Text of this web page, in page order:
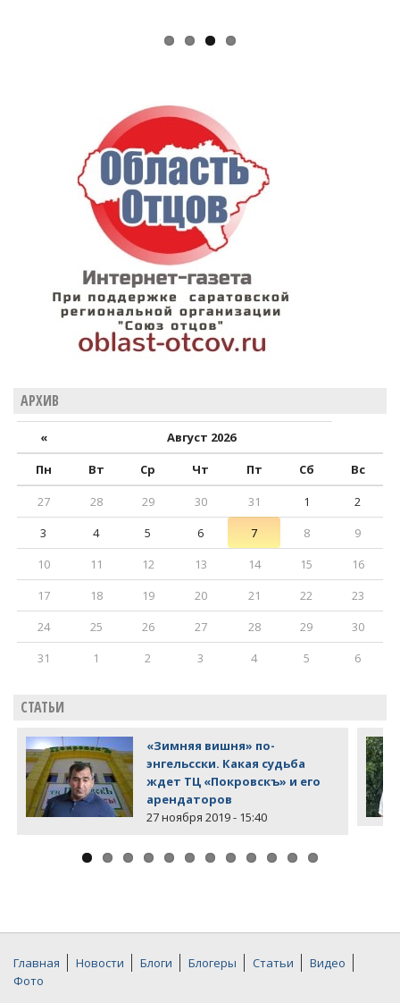
АРХИВ
«
Август 2026
Пн
Вт Ср Чт Пт Сб
Вс
27
28 29 30 31 1
2
3
4 5 6 7 8
9
10
11 12 13 14 15
16
17
18 19 20 21 22
23
24
25 26 27 28 29
30
31
1 2 3 4 5 6
СТАТЬИ
«Зимняя вишня» по-
энгельсски. Какая судьба
ждет ТЦ «Покровскъ» и его
арендаторов
27 ноября 2019 - 15:40
Главная Новости Блоги Блогеры Статьи
Видео
Фото